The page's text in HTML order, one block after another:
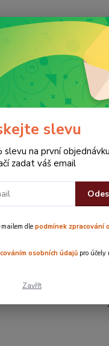
29,9 Kč Vše
59 Kč
slevu
slevu na první objednávku
zadat váš email
dlepodmínek zpracování
osobních údajů pro účely
Zavřít